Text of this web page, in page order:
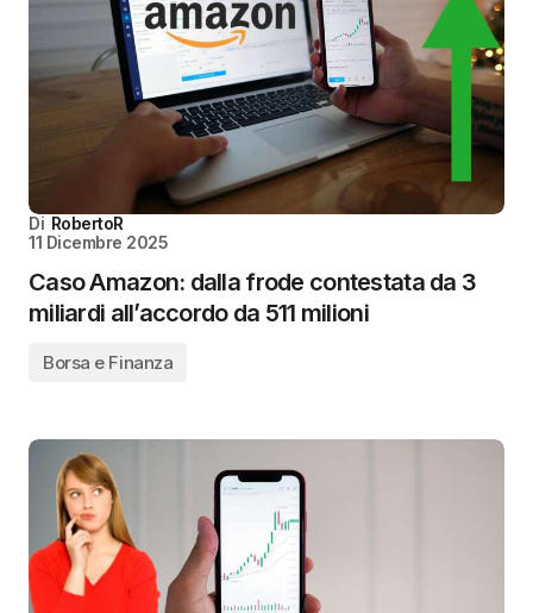
Di RobertoR
11 Dicembre 2025
Caso Amazon: dalla frode contestata da 3
miliardi all’accordo da 511 milioni
Borsa e Finanza